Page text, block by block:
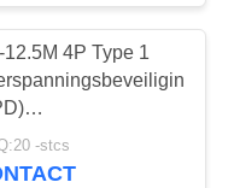
57
12.5M 4P Type 1
1 12.5kA SPD
-stcs